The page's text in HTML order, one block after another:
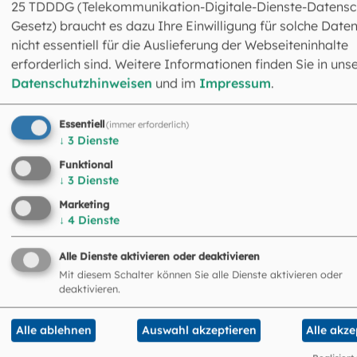
1.300 Jahre Bistum: Die schönsten
vom Jubiläum
Unter dem Leitwort „glauben leben“ hat die Erzdiözese
München und Freising 2024 ihr Bistumsjubiläum „1.300
Jahre Korbinian in Freising“ gefe...
© Thomas Dashuber /
25 TDDDG (Telekommunikation-Digitale-Dienste-
Gesetz) braucht es dazu Ihre Einwilligung für solche
nicht essentiell für die Auslieferung der Webseiteninhalte
erforderlich sind. Weitere Informationen finden Sie in
Datenschutzhinweisen und im Impressum.
Essentiell(immer erforderlich)
↓ 3 Dienste
Funktional
↓ 3 Dienste
Marketing
↓ 4 Dienste
Alle Dienste aktivieren oder deaktivieren
Mit diesem Schalter können Sie alle Dienste aktivieren oder
deaktivieren.
Alle ablehnen Auswahl akzeptieren Alle